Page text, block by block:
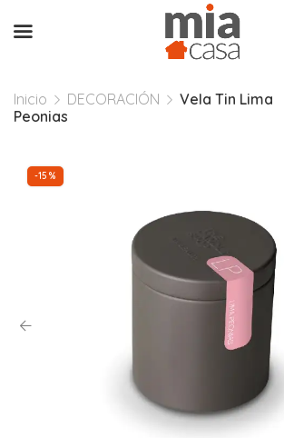
Inicio DECORACIÓN
Vela Tin Lima
Peonias
-15%